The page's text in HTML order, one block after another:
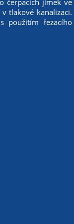
čerpacích jímek ve
tlakové kanalizaci.
použitím řezacího